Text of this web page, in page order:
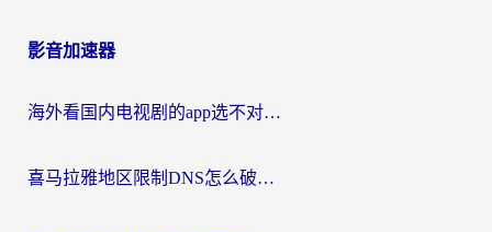
影音加速器
海外看国内电视剧的app选不对？这份回国加速器避坑指南帮你流畅追剧
喜马拉雅地区限制DNS怎么破？海外党听国内音乐听书的终极解决方案